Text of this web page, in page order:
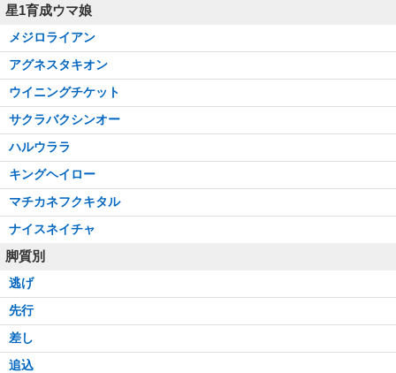
星1育成ウマ娘
メジロライアン
アグネスタキオン
ウイニングチケット
サクラバクシンオー
ハルウララ
キングヘイロー
マチカネフクキタル
ナイスネイチャ
脚質別
逃げ
先行
差し
追込